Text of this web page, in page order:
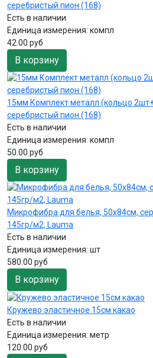
серебристый пион (168)
Есть в наличии
Единица измерения: компл
42.00 руб
В корзину
15мм Комплект металл (кольцо
серебристый пион (168)
Есть в наличии
Единица измерения: компл
50.00 руб
В корзину
Микрофибра для белья, 50х84см,
145гр/м2, Lauma
Есть в наличии
Единица измерения: шт
580.00 руб
В корзину
Кружево эластичное 15см какао
Есть в наличии
Единица измерения: метр
120.00 руб